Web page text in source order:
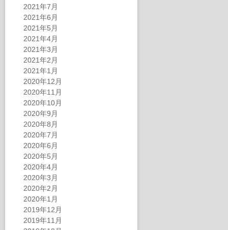
2021年7月
2021年6月
2021年5月
2021年4月
2021年3月
2021年2月
2021年1月
2020年12月
2020年11月
2020年10月
2020年9月
2020年8月
2020年7月
2020年6月
2020年5月
2020年4月
2020年3月
2020年2月
2020年1月
2019年12月
2019年11月